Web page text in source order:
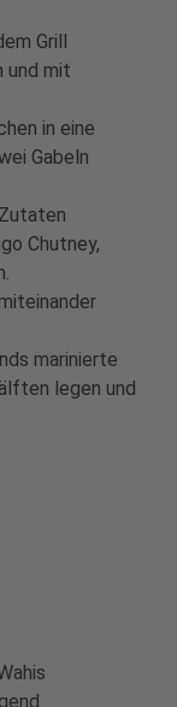
Grill
und mit
in eine
Gabeln
Chutney,
marinierte
legen und